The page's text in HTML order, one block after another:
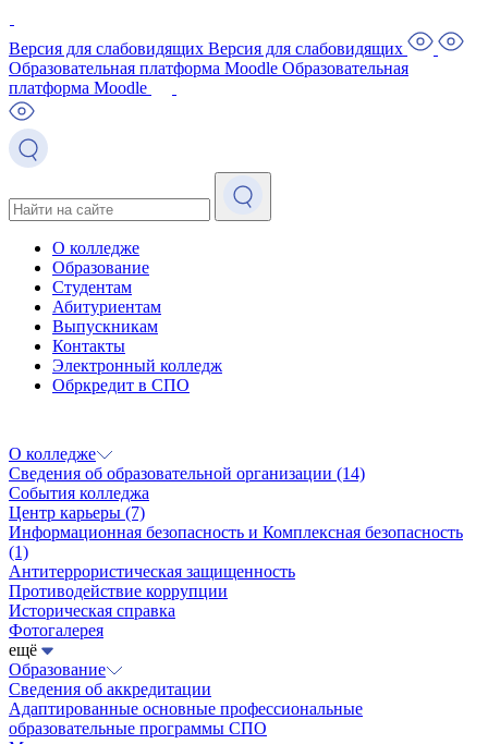
Версия для слабовидящих Версия для слабовидящих
Образовательная платформа Moodle Образовательная
платформа Moodle
О колледже
Образование
Студентам
Абитуриентам
Выпускникам
Контакты
Электронный колледж
Обркредит в СПО
О колледже
Сведения об образовательной организации (14)
События колледжа
Центр карьеры (7)
Информационная безопасность и Комплексная безопасность
(1)
Антитеррористическая защищенность
Противодействие коррупции
Историческая справка
Фотогалерея
ещё
Образование
Сведения об аккредитации
Адаптированные основные профессиональные
образовательные программы СПО